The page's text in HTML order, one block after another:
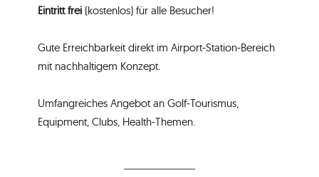
Eintritt frei(kostenlos) für alle Besucher!
Gute Erreichbarkeit direkt im Airport‑Station‑Bereich
mit nachhaltigem Konzept.
Umfangreiches Angebot an Golf‑Tourismus,
Equipment, Clubs, Health‑Themen.